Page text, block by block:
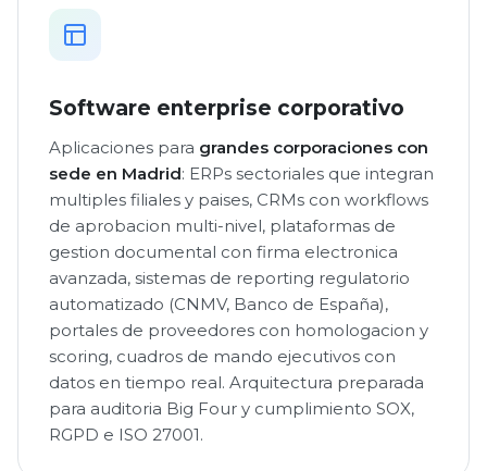
Software enterprise corporativo
Aplicaciones para grandes corporaciones con
sede en Madrid: ERPs sectoriales que integran
multiples filiales y paises, CRMs con workflows
de aprobacion multi-nivel, plataformas de
gestion documental con firma electronica
avanzada, sistemas de reporting regulatorio
automatizado (CNMV, Banco de España),
portales de proveedores con homologacion y
scoring, cuadros de mando ejecutivos con
datos en tiempo real. Arquitectura preparada
para auditoria Big Four y cumplimiento SOX,
RGPD e ISO 27001.